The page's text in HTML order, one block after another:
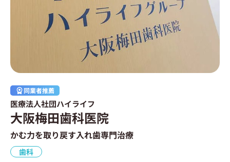
同業者推薦
医療法人社団ハイライフ
大阪梅田歯科医院
かむ力を取り戻す入れ歯専門治療
歯科